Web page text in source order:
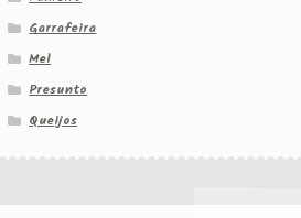
Garrafeira
Mel
Presunto
Queijos